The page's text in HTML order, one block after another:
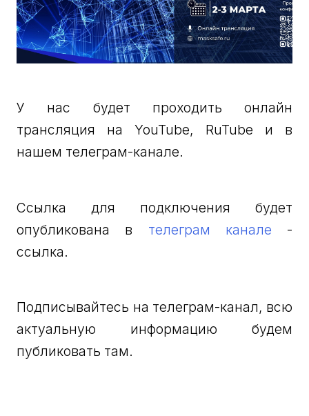
У нас будет проходить онлайн
трансляция на YouTube, RuTube и в
нашем телеграм-канале.
Ссылка для подключения будет
опубликована в телеграм канале -
ссылка.
Подписывайтесь на телеграм-канал, всю
актуальную информацию будем
публиковать там.